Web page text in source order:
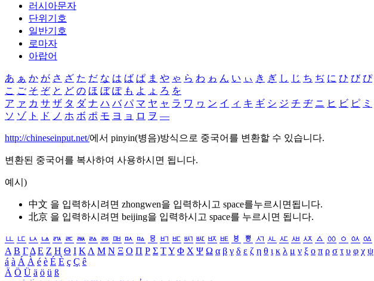
러시아문자
단위기호
일반기호
로마자
아랍어
あ ぁ か が さ ざ た だ な は ば ぱ ま や ゃ ら わ ゎ ん い ぃ き ぎ し じ ち ぢ に ひ び ぴ
こ ご そ ぞ と ど の ほ ぼ ぽ も よ ょ ろ を
ア ァ カ サ ザ タ ダ ナ ハ バ パ マ ヤ ャ ラ ワ ヮ ン イ ィ キ ギ シ ジ チ ヂ ニ ヒ ビ ピ ミ
ソ ゾ ト ド ノ ホ ボ ポ モ ヨ ョ ロ ヲ ―
http://chineseinput.net/에서 pinyin(병음)방식으로 중국어를 변환할 수 있습니다.
변환된 중국어를 복사하여 사용하시면 됩니다.
예시)
中文 을 입력하시려면 zhongwen을 입력하시고 space를누르시면됩니다.
北京 을 입력하시려면 beijing을 입력하시고 space를 누르시면 됩니다.
ㅥ ㅦ ㅧ ㅨ ㅩ ㅪ ㅫ ㅬ ㅭ ㅮ ㅯ ㅰ ㅱ ㅲ ㅳ ㅴ ㅵ ㅶ ㅷ ㅸ ㅹ ㅺ ㅻ ㅼ ㅽ ㅾ ㅿ ㆀ ㆁ ㆂ ㆃ
Α Β ΓΔ Ε Ζ Η Θ Ι ΚΛ Μ Ν Ξ Ο Π Ρ Σ ΤΥ Φ Χ Ψ Ω α β γ δ ε ζ η θ ι κ λ μ ν ξ ο π ρ σ τ υ φ χ ψ
á à Á À é è É È ç Ç ê
Ä Ö Ü ä ö ü ß